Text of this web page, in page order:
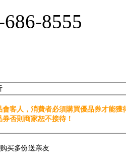
686-8555
會客人，消費者必須購買優品券才能獲
券否則商家恕不接待！
买多份送亲友